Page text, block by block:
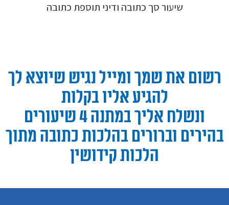
שיעור סך כתובה ודיני תוספת כתובה
רשום את שמך ומייל נגיש שיוצא לך
להגיע אליו בקלות
ונשלח אליך במתנה 4 שיעורים
בהירים וברורים בהלכות כתובה מתוך
הלכות קידושין